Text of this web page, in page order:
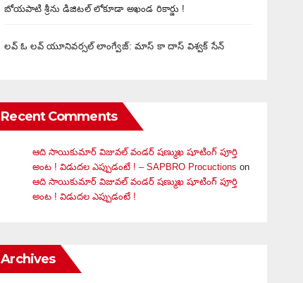
బోయపాటి శ్రీను డిజిటల్‌ లోకూడా అఖండ రికార్డు !
లవ్ ఓ లవ్ యూనివర్సల్ లాంగ్వేజ్‌: మాస్ కా దాస్ విశ్వక్ సేన్
Recent Comments
ఆది సాయికుమార్ విజువ‌ల్ వండ‌ర్ ష‌ణ్ముఖ షూటింగ్ పూర్తి
అంట ! విడుదల ఎప్పుడంటే ! – SAPBRO Procuctions on
ఆది సాయికుమార్ విజువ‌ల్ వండ‌ర్ ష‌ణ్ముఖ షూటింగ్ పూర్తి
అంట ! విడుదల ఎప్పుడంటే !
Archives